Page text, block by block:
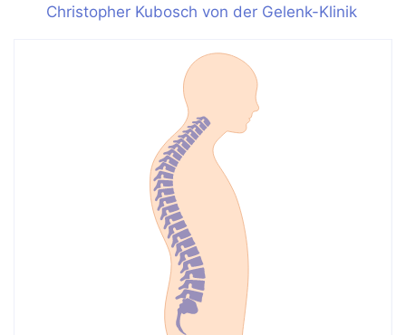
Christopher Kubosch von der Gelenk-Klinik